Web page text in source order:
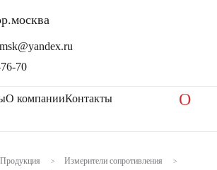
70
О компанииКонтакты
O
Продукция > Измерители сопротивления >